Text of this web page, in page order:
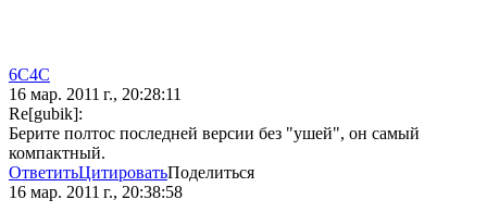
6C4C
16 мар. 2011 г., 20:28:11
Re[gubik]:
Берите полтос последней версии без "ушей", он самый
компактный.
ОтветитьЦитироватьПоделиться
16 мар. 2011 г., 20:38:58